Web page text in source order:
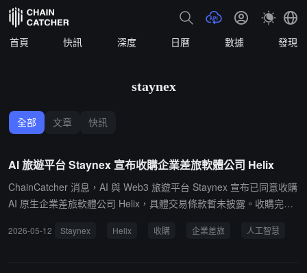
首頁 快訊 深度 日曆 數據 發現
staynex
全部 文章 快訊
AI 旅遊平台 Staynex 宣布收購企業差旅軟體公司 Helix
ChainCatcher 消息，AI 與 Web3 旅遊平台 Staynex 宣布已同意收購
AI 原生企業差旅軟體公司 Helix，具體交易條款暫未披露。收購完成
（CAIO）。據悉，Helix 平台主要圍繞對話式預訂、即時政策執行、
2026-05-12 Staynex Helix 收購 企業差旅 人工智慧